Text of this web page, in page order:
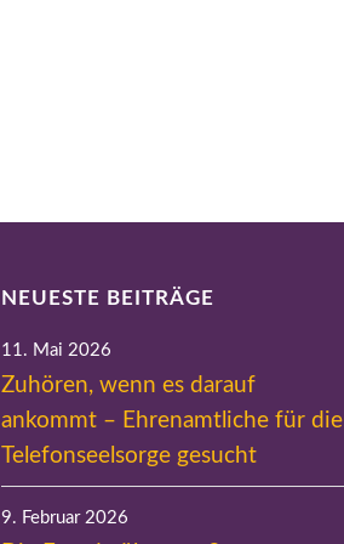
NEUESTE BEITRÄGE
11. Mai 2026
Zuhören, wenn es darauf
ankommt – Ehrenamtliche für die
Telefonseelsorge gesucht
9. Februar 2026